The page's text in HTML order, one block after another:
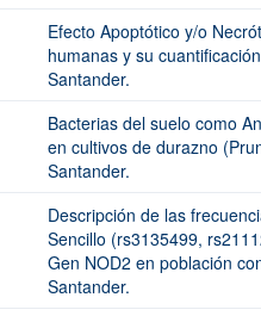
Efecto Apoptótico y/o
humanas y su
Santander.
Bacterias del suelo como
en cultivos de durazno
Santander.
Descripción de las
Sencillo (rs3135499,
Gen NOD2 en población
Santander.